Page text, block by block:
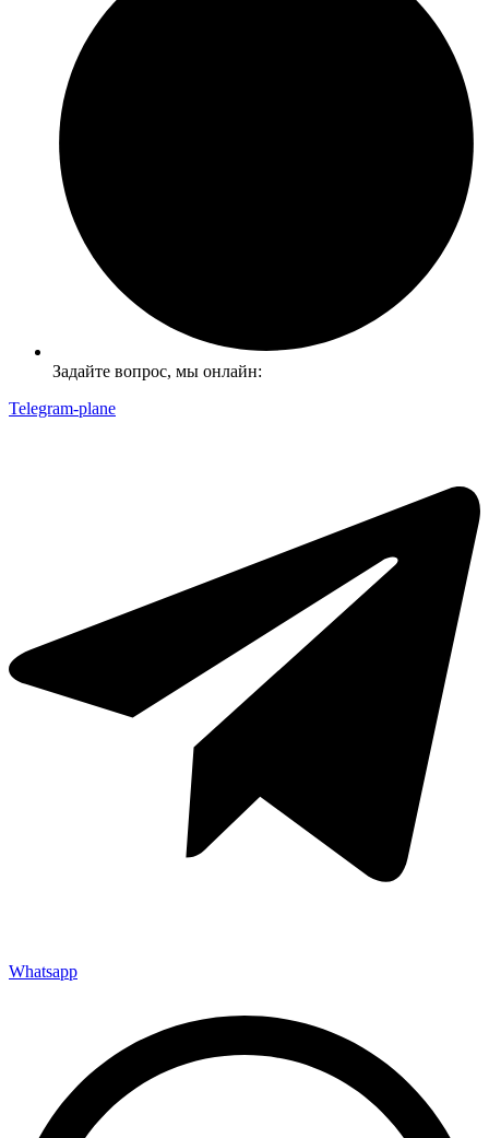
Задайте вопрос, мы онлайн:
Telegram-plane
Whatsapp